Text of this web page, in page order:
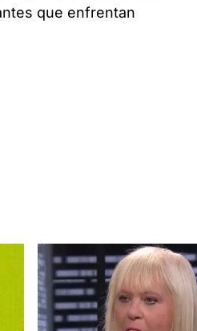
que enfrentan